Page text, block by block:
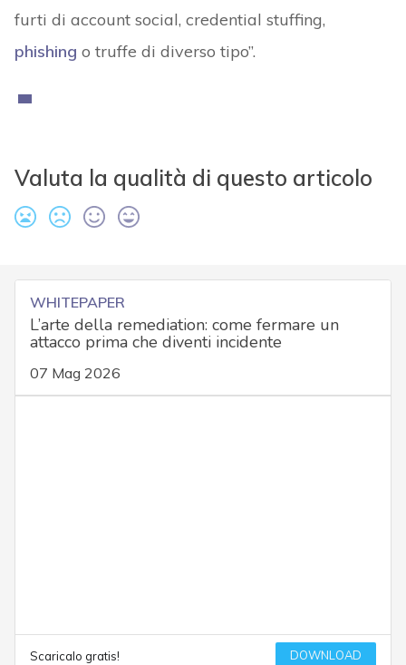
furti di account social, credential stuffing,
phishing o truffe di diverso tipo”.
Valuta la qualità di questo articolo
WHITEPAPER
L’arte della remediation: come fermare un
attacco prima che diventi incidente
07 Mag 2026
Scaricalo gratis! DOWNLOAD